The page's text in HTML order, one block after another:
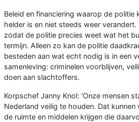
Beleid en financiering waarop de politie
helder is en niet steeds weer verandert.
zodat de politie precies weet wat het
termijn. Alleen zo kan de politie
besteden aan wat echt nodig is in een
samenleving: criminelen voorblijven,
doen aan slachtoffers.
Korpschef Janny Knol: ‘Onze mensen
Nederland veilig te houden. Dat kunnen
de ruimte en middelen krijgen die